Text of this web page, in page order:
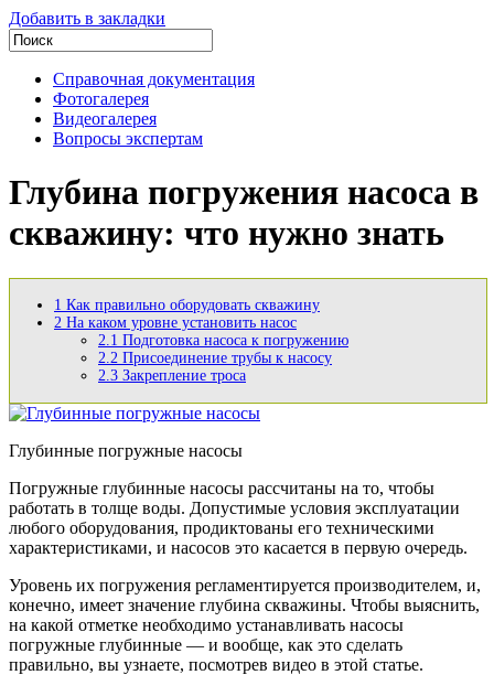
Добавить в закладки
Справочная документация
Фотогалерея
Видеогалерея
Вопросы экспертам
Глубина погружения насоса в
скважину: что нужно знать
1 Как правильно оборудовать скважину
2 На каком уровне установить насос
2.1 Подготовка насоса к погружению
2.2 Присоединение трубы к насосу
2.3 Закрепление троса
Глубинные погружные насосы
Погружные глубинные насосы рассчитаны на то, чтобы
работать в толще воды. Допустимые условия эксплуатации
любого оборудования, продиктованы его техническими
характеристиками, и насосов это касается в первую очередь.
Уровень их погружения регламентируется производителем, и,
конечно, имеет значение глубина скважины. Чтобы выяснить,
на какой отметке необходимо устанавливать насосы
погружные глубинные — и вообще, как это сделать
правильно, вы узнаете, посмотрев видео в этой статье.